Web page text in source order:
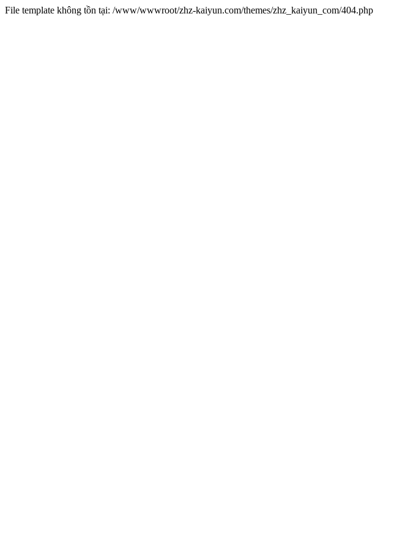
File template không tồn tại: /www/wwwroot/zhz-kaiyun.com/themes/zhz_kaiyun_com/404.php